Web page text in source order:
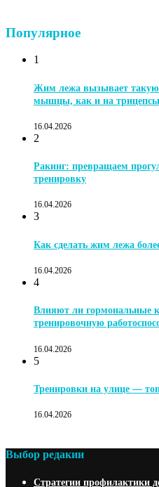
Популярное
1
Жим лежа вызывает такую
мышцы, как и на трицепсы
16.04.2026
2
Ракинг: превращаем
тренировку
16.04.2026
3
Как сделать жим лежа
16.04.2026
4
Влияют ли гормональные
тренировочную
16.04.2026
5
Тренировки на улице —
16.04.2026
Выбор редакии
Стратегии профилактики